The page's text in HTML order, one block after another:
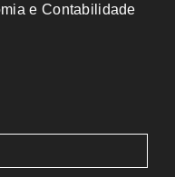
e Contabilidade